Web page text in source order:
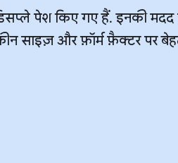
पेश किए गए हैं. इनकी मदद
साइज़ और फ़ॉर्म फ़ैक्टर पर